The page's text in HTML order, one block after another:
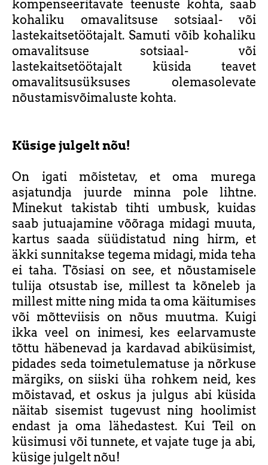
kompenseeritavate teenuste kohta, saab
kohaliku omavalitsuse sotsiaal- või
lastekaitsetöötajalt. Samuti võib kohaliku
omavalitsuse sotsiaal- või
lastekaitsetöötajalt küsida teavet
omavalitsusüksuses olemasolevate
nõustamisvõimaluste kohta.
Küsige julgelt nõu!
On igati mõistetav, et oma murega
asjatundja juurde minna pole lihtne.
Minekut takistab tihti umbusk, kuidas
saab jutuajamine võõraga midagi muuta,
kartus saada süüdistatud ning hirm, et
äkki sunnitakse tegema midagi, mida teha
ei taha. Tõsiasi on see, et nõustamisele
tulija otsustab ise, millest ta kõneleb ja
millest mitte ning mida ta oma käitumises
või mõtteviisis on nõus muutma. Kuigi
ikka veel on inimesi, kes eelarvamuste
tõttu häbenevad ja kardavad abiküsimist,
pidades seda toimetulematuse ja nõrkuse
märgiks, on siiski üha rohkem neid, kes
mõistavad, et oskus ja julgus abi küsida
näitab sisemist tugevust ning hoolimist
endast ja oma lähedastest. Kui Teil on
küsimusi või tunnete, et vajate tuge ja abi,
küsige julgelt nõu!